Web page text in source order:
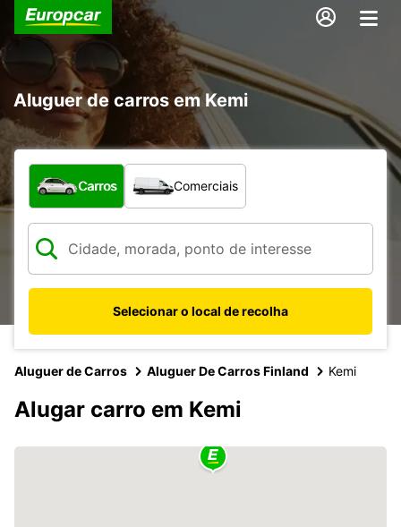
Aluguer de carros em Kemi
Que tipo de veículo pretende?
Carros Comerciais
Selecionar o local de recolha
Aluguer de Carros Aluguer De Carros Finland Kemi
Alugar carro em Kemi